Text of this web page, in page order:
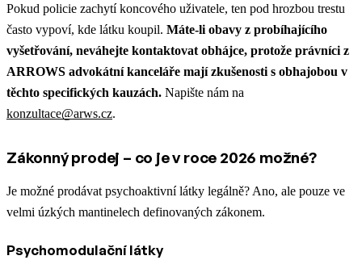
Pokud policie zachytí koncového uživatele, ten pod hrozbou trestu
často vypoví, kde látku koupil. Máte-li obavy z probíhajícího
vyšetřování, neváhejte kontaktovat obhájce, protože právníci z
ARROWS advokátní kanceláře mají zkušenosti s obhajobou v
těchto specifických kauzách. Napište nám na
konzultace@arws.cz.
Zákonný prodej – co je v roce 2026 možné?
Je možné prodávat psychoaktivní látky legálně? Ano, ale pouze ve
velmi úzkých mantinelech definovaných zákonem.
Psychomodulační látky